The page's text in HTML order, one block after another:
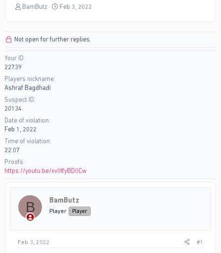
T
a
s
a
r
e
BamButz
S
t
Feb 3, 2022
Not open for further replies.
Your ID
22739
Players nickname
Ashraf Bagdhadi
Suspect ID
20134
Date of violation
Feb 1, 2022
Time of violation
22:07
Proofs
https://youtu.be/xv0lfyBD0Cw
B BamButz
Player Player
Feb 3, 2022 #1